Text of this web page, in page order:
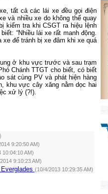
tất cả các lái xe đều gọi điện
và nhiều xe do không thể quay
kiểm tra khi CSGT ra hiệu lệnh
“Nhiều lái xe rất manh động.
để tránh bị xe đâm khi xe quá
ở khu vực trước và sau trạm
Chánh TTGT cho biết, có biết
sát cùng PV và phát hiện hàng
khu vực cây xăng nằm dọc hai
xử lý (?!).
9:20:50 AM)
10:04:10 AM)
9:10:23 AM)
(10/4/2013 10:29:35 AM)